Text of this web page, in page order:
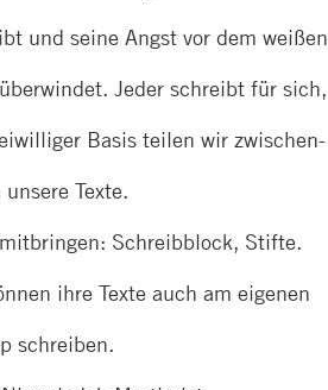
und seine Angst vor dem weißen
Jeder schreibt für sich,
Basis teilen wir zwischen-
Texte.
Schreibblock, Stifte.
ihre Texte auch am eigenen
schreiben.